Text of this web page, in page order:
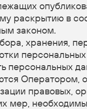
Политика действует
ее новой версией.
Политики в свободном
в сети Интернет
policy.